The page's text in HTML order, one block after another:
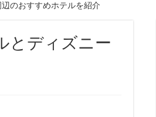
のおすすめホテルを紹介
とディズニー